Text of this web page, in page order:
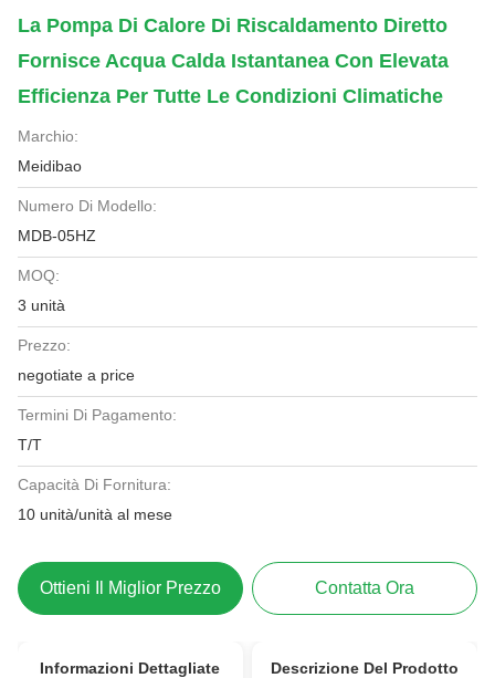
La Pompa Di Calore Di Riscaldamento Diretto
Fornisce Acqua Calda Istantanea Con Elevata
Efficienza Per Tutte Le Condizioni Climatiche
Marchio:
Meidibao
Numero Di Modello:
MDB-05HZ
MOQ:
3 unità
Prezzo:
negotiate a price
Termini Di Pagamento:
T/T
Capacità Di Fornitura:
10 unità/unità al mese
Ottieni Il Miglior Prezzo Contatta Ora
Informazioni Dettagliate Descrizione Del Prodotto